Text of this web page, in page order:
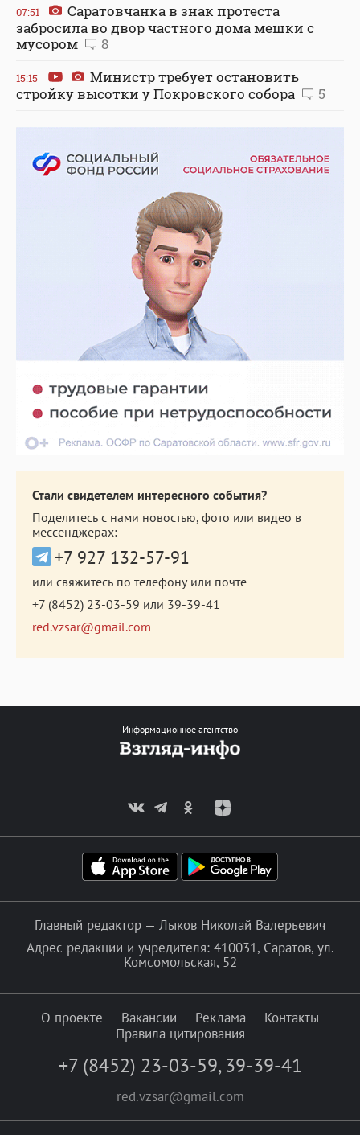
07:51
Саратовчанка в знак протеста
забросила во двор частного дома мешки с
мусором
8
15:15
Министр требует остановить
стройку высотки у Покровского собора
5
Стали свидетелем интересного события?
Поделитесь с нами новостью, фото или видео в
мессенджерах:
+7 927 132-57-91
или свяжитесь по телефону или почте
+7 (8452) 23-03-59 или 39-39-41
red.vzsar@gmail.com
Информационное агентство
Главный редактор — Лыков Николай Валерьевич
Адрес редакции и учредителя: 410031, Саратов, ул.
Комсомольская, 52
О проекте Вакансии Реклама
Контакты
Правила цитирования
+7 (8452) 23-03-59, 39-39-41
red.vzsar@gmail.com